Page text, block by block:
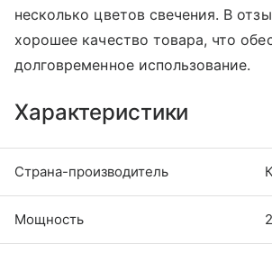
несколько цветов свечения. В
хорошее качество товара, что
долговременное использование.
Характеристики
Страна-производитель
Мощность